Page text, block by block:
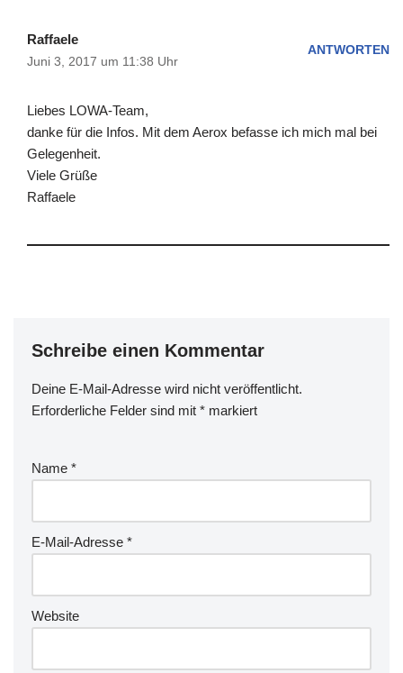
Raffaele
Juni 3, 2017 um 11:38 Uhr
ANTWORTEN
Liebes LOWA-Team,
danke für die Infos. Mit dem Aerox befasse ich mich mal bei
Gelegenheit.
Viele Grüße
Raffaele
Schreibe einen Kommentar
Deine E-Mail-Adresse wird nicht veröffentlicht.
Erforderliche Felder sind mit * markiert
Name *
E-Mail-Adresse *
Website